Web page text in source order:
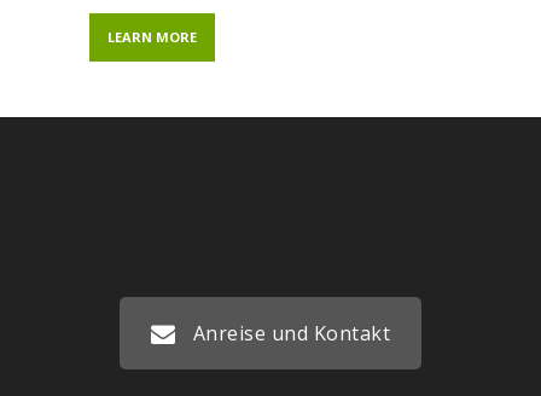
LEARN MORE
Anreise und Kontakt